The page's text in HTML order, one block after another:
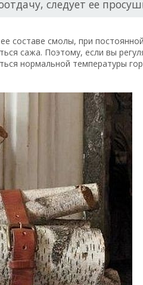
следует ее
составе смолы, при
сажа. Поэтому, если вы
нормальной температуры